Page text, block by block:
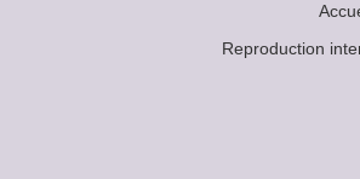
Reproduction